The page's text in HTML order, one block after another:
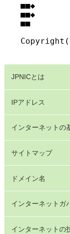
■■◆
■■◆
■■
JPNICとは
IPアドレス
インターネットの
サイトマップ
ドメイン名
インターネットガ
インターネットの